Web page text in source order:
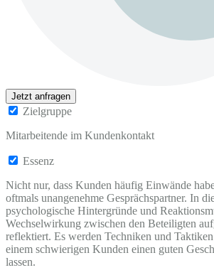
Jetzt anfragen
Zielgruppe
Mitarbeitende im Kundenkontakt
Essenz
Nicht nur, dass Kunden häufig Einwände
oftmals unangenehme Gesprächspartner. In
psychologische Hintergründe und
Wechselwirkung zwischen den Beteiligten
reflektiert. Es werden Techniken und
einem schwierigen Kunden einen guten
lassen.